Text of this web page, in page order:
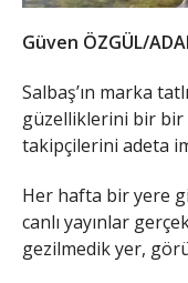
Güven ÖZGÜL/
Salbaş’ın marka
güzelliklerini bir bir
takipçilerini adeta
Her hafta bir yere
canlı yayınlar
gezilmedik yer,